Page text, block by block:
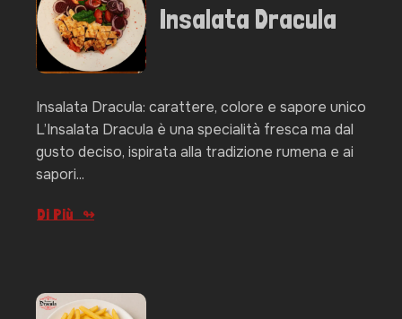
Insalata Dracula
Insalata Dracula: carattere, colore e sapore unico
L’Insalata Dracula è una specialità fresca ma dal
gusto deciso, ispirata alla tradizione rumena e ai
sapori...
Di Più